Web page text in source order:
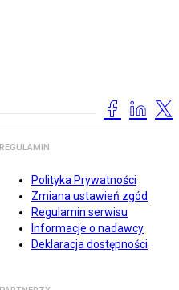
REGULAMIN
Polityka Prywatności
Zmiana ustawień zgód
Regulamin serwisu
Informacje o nadawcy
Deklaracja dostępności